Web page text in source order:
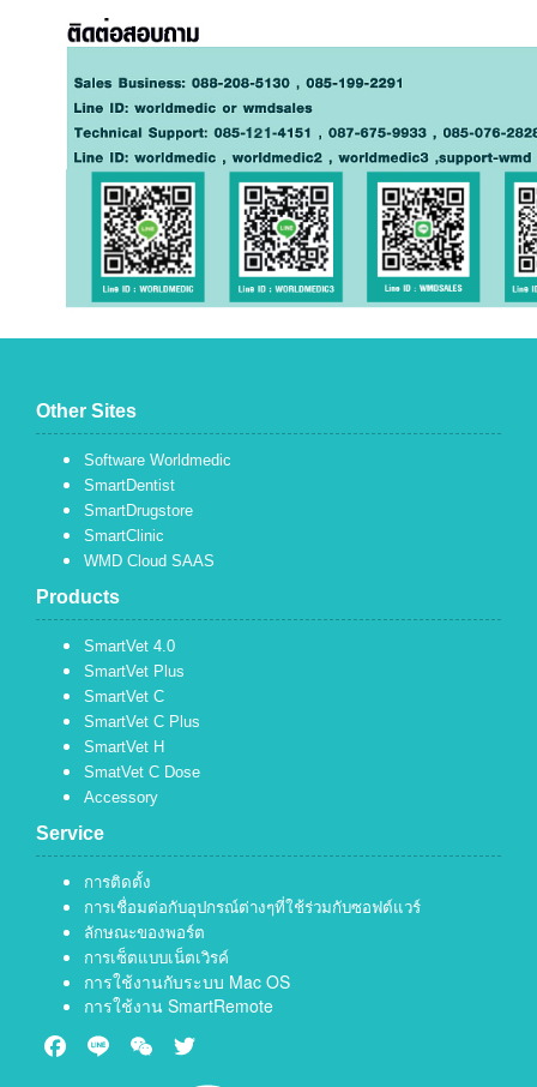
Other Sites
Software Worldmedic
SmartDentist
SmartDrugstore
SmartClinic
WMD Cloud SAAS
Products
SmartVet 4.0
SmartVet Plus
SmartVet C
SmartVet C Plus
SmartVet H
SmatVet C Dose
Accessory
Service
การติดตั้ง
การเชื่อมต่อกับอุปกรณ์ต่างๆที่ใช้ร่วมกับซอฟต์แวร์
ลักษณะของพอร์ต
การเซ็ตแบบเน็ตเวิรค์
การใช้งานกับระบบ Mac OS
การใช้งาน SmartRemote